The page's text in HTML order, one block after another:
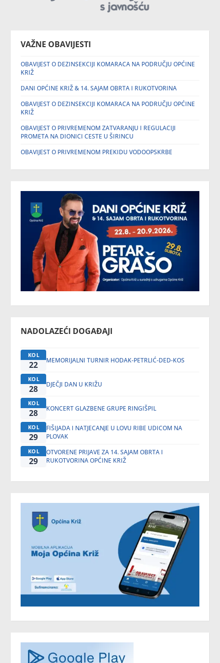
VAŽNE OBAVIJESTI
OBAVIJEST O DEZINSEKCIJI KOMARACA NA PODRUČJU OPĆINE
KRIŽ
DANI OPĆINE KRIŽ & 14. SAJAM OBRTA I RUKOTVORINA
OBAVIJEST O DEZINSEKCIJI KOMARACA NA PODRUČJU OPĆINE
KRIŽ
OBAVIJEST O PRIVREMENOM ZATVARANJU I REGULACIJI
PROMETA NA DIONICI CESTE U ŠIRINCU
OBAVIJEST O PRIVREMENOM PREKIDU VODOOPSKRBE
NADOLAZEĆI DOGAĐAJI
KOL
22 MEMORIJALNI TURNIR HODAK-PETRLIĆ-DED-KOS
KOL
28 DJEČJI DAN U KRIŽU
KOL
28 KONCERT GLAZBENE GRUPE RINGIŠPIL
KOL
29
FIŠIJADA I NATJECANJE U LOVU RIBE UDICOM NA
PLOVAK
KOL
29
OTVORENE PRIJAVE ZA 14. SAJAM OBRTA I
RUKOTVORINA OPĆINE KRIŽ